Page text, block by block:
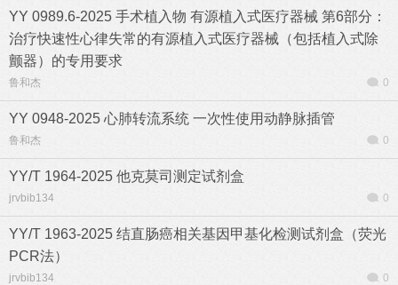
YY 0989.6-2025 手术植入物 有源植入式医疗器械 第6部分：
治疗快速性心律失常的有源植入式医疗器械（包括植入式除
颤器）的专用要求
鲁和杰 0
YY 0948-2025 心肺转流系统 一次性使用动静脉插管
鲁和杰 0
YY/T 1964-2025 他克莫司测定试剂盒
jrvbib134 0
YY/T 1963-2025 结直肠癌相关基因甲基化检测试剂盒（荧光
PCR法）
jrvbib134 0